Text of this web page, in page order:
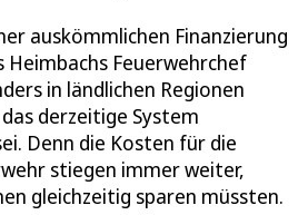
auskömmlichen Finanzierung
Heimbachs Feuerwehrchef
in ländlichen Regionen
derzeitige System
Denn die Kosten für die
stiegen immer weiter,
gleichzeitig sparen müssten.